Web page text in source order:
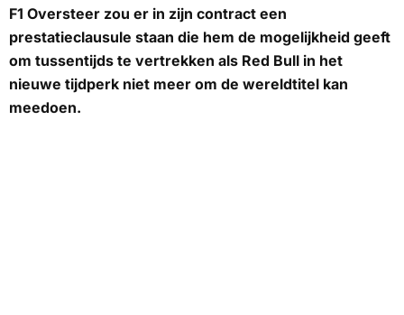
F1 Oversteer zou er in zijn contract een
prestatieclausule staan die hem de mogelijkheid geeft
om tussentijds te vertrekken als Red Bull in het
nieuwe tijdperk niet meer om de wereldtitel kan
meedoen.